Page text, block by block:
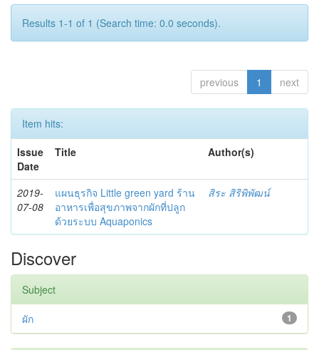
Results 1-1 of 1 (Search time: 0.0 seconds).
previous 1 next
Item hits:
Issue
Date
Title Author(s)
2019-
07-08
แผนธุรกิจ Little green yard ร้าน
อาหารเพื่อสุขภาพจากผักที่ปลูก
ด้วยระบบ Aquaponics
สิระ สิริพิพัฒน์
Discover
Subject
1
ผัก